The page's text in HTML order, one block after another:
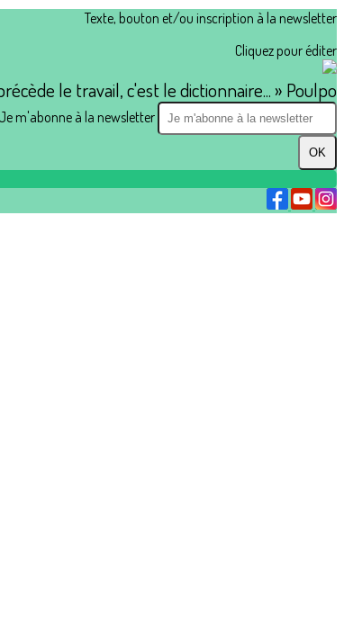
Texte, bouton et/ou inscription à la newsletter
Cliquez pour éditer
le travail, c'est le dictionnaire... » Poulpo
Je m'abonne à la newsletter
OK